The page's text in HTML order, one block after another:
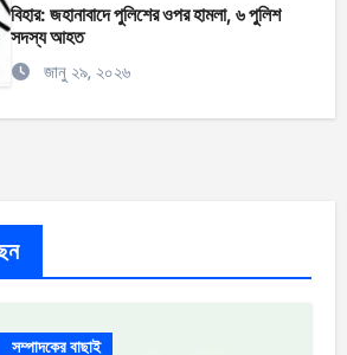
বিহার: জহানাবাদে পুলিশের ওপর হামলা, ৬ পুলিশ
সদস্য আহত
জানু ২৯, ২০২৬
সম্পাদকের বাছাই